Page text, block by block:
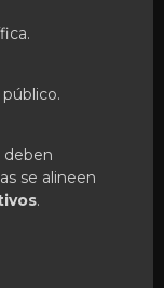
deben
se alineen
.